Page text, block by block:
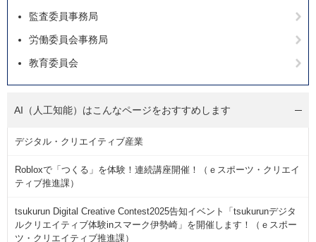
監査委員事務局
労働委員会事務局
教育委員会
AI（人工知能）はこんなページをおすすめします
デジタル・クリエイティブ産業
Robloxで「つくる」を体験！連続講座開催！（ｅスポーツ・クリエイ
ティブ推進課）
tsukurun Digital Creative Contest2025告知イベント「tsukurunデジタ
ルクリエイティブ体験inスマーク伊勢崎」を開催します！（ｅスポー
ツ・クリエイティブ推進課）